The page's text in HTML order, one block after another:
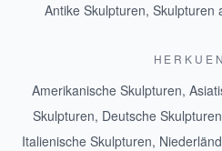
Antike Skulpturen, Skulpturen
Amerikanische Skulpturen,
Skulpturen, Deutsche Skulpturen
Italienische Skulpturen,